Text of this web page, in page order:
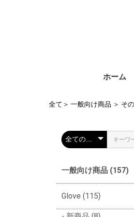
ホーム
全て ＞ 一般向け商品 ＞ そ
一般向け商品 (157)
Glove (115)